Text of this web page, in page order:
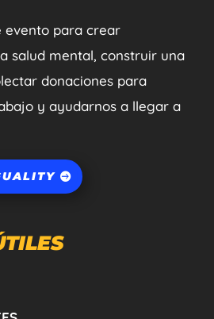
evento para crear
salud mental, construir una
donaciones para
y ayudarnos a llegar a